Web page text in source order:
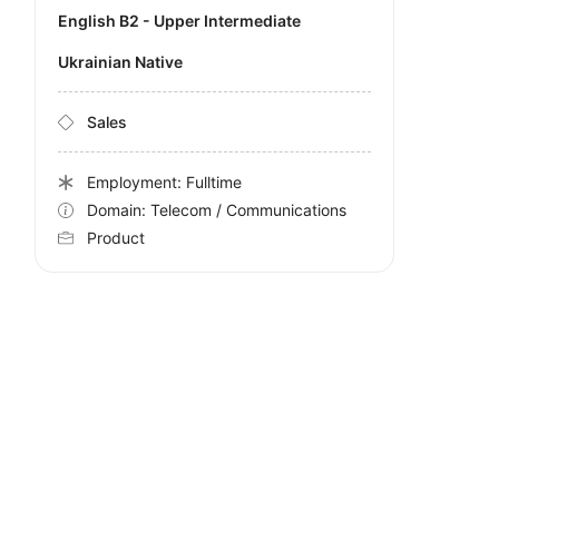
English B2 - Upper Intermediate
Ukrainian Native
Sales
Employment: Fulltime
Domain: Telecom / Communications
Product